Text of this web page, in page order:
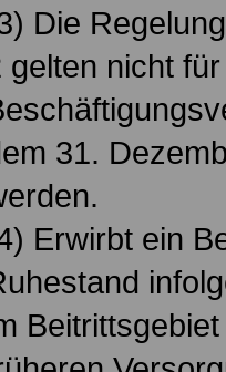
Die
gelten nicht für
31.
Erwirbt ein